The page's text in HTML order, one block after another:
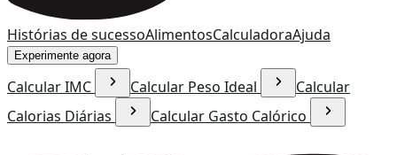
Histórias de sucessoAlimentosCalculadoraAjuda
Experimente agora
Calcular IMC Calcular Peso Ideal
Calcular
Calorias Diárias
Calcular Gasto Calórico